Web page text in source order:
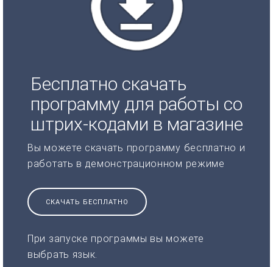
Бесплатно скачать
программу для работы со
штрих-кодами в магазине
Вы можете скачать программу бесплатно и
работать в демонстрационном режиме
СКАЧАТЬ БЕСПЛАТНО
При запуске программы вы можете
выбрать язык.